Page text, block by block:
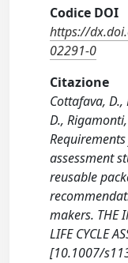
Codice DOI
https://
02291-0
Citazione
Cottafava, D.,
D.,
assessment
reusable
makers. THE
LIFE CYCLE
[10.1007/